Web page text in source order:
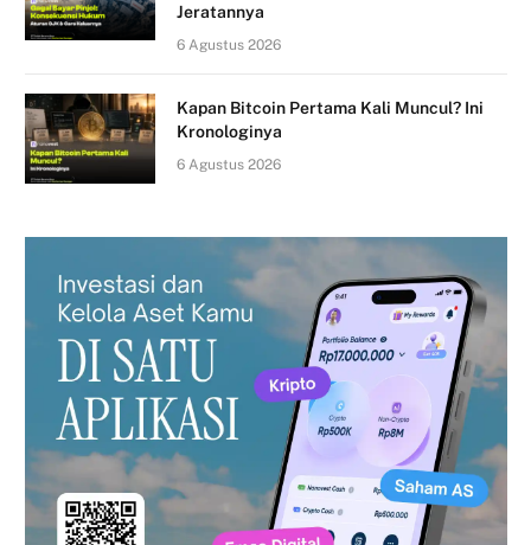
Jeratannya
6 Agustus 2026
Kapan Bitcoin Pertama Kali Muncul? Ini
Kronologinya
6 Agustus 2026